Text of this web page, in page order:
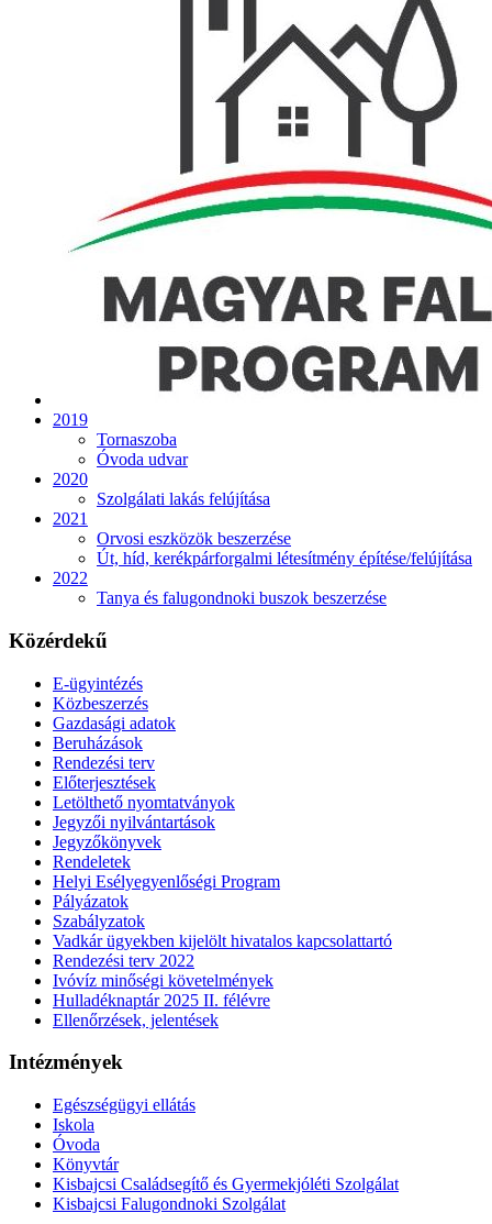
2019
Tornaszoba
Óvoda udvar
2020
Szolgálati lakás felújítása
2021
Orvosi eszközök beszerzése
Út, híd, kerékpárforgalmi létesítmény építése/felújítása
2022
Tanya és falugondnoki buszok beszerzése
Közérdekű
E-ügyintézés
Közbeszerzés
Gazdasági adatok
Beruházások
Rendezési terv
Előterjesztések
Letölthető nyomtatványok
Jegyzői nyilvántartások
Jegyzőkönyvek
Rendeletek
Helyi Esélyegyenlőségi Program
Pályázatok
Szabályzatok
Vadkár ügyekben kijelölt hivatalos kapcsolattartó
Rendezési terv 2022
Ivóvíz minőségi követelmények
Hulladéknaptár 2025 II. félévre
Ellenőrzések, jelentések
Intézmények
Egészségügyi ellátás
Iskola
Óvoda
Könyvtár
Kisbajcsi Családsegítő és Gyermekjóléti Szolgálat
Kisbajcsi Falugondnoki Szolgálat